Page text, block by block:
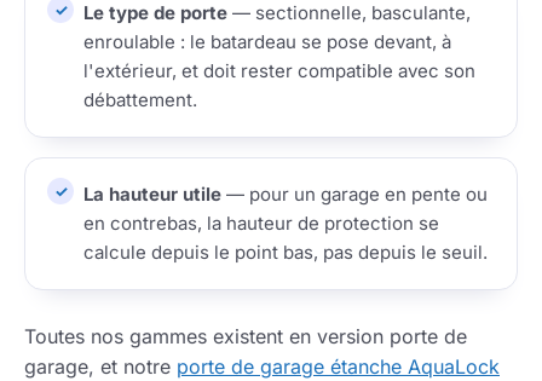
Le type de porte — sectionnelle, basculante,
enroulable : le batardeau se pose devant, à
l'extérieur, et doit rester compatible avec son
débattement.
La hauteur utile — pour un garage en pente ou
en contrebas, la hauteur de protection se
calcule depuis le point bas, pas depuis le seuil.
Toutes nos gammes existent en version porte de
garage, et notre porte de garage étanche AquaLock